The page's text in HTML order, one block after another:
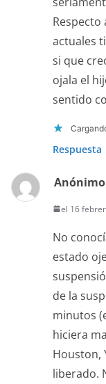
actuales
si que
ojala el
sentido
Respuesta
Anónimo
el 16
No
estado
de la
minutos
hiciera
Houston,
liberado.